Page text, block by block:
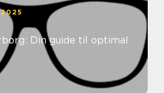
Din guide til optimal